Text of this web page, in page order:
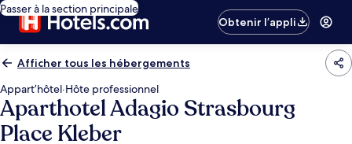
Passer à la section principale
Obtenir l’appli
Afficher tous les hébergements
Appart’hôtel·Hôte professionnel
Aparthotel Adagio Strasbourg
Place Kleber